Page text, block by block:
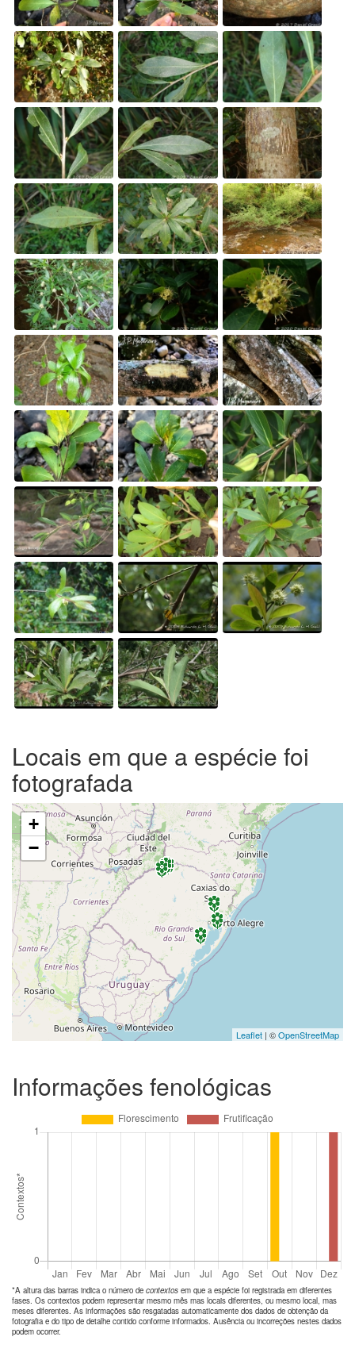
Locais em que a espécie foi
fotografada
+
−
Leaflet | ©OpenStreetMap
Informações fenológicas
*A altura das barras indica o número de contextos em que a espécie foi registrada em diferentes
fases. Os contextos podem representar mesmo mês mas locais diferentes, ou mesmo local, mas
meses diferentes. As informações são resgatadas automaticamente dos dados de obtenção da
fotografia e do tipo de detalhe contido conforme informados. Ausência ou incorreções nestes dados
podem ocorrer.